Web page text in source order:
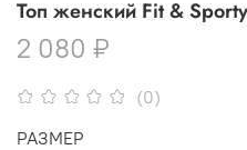
(0)
Топ женский Fit &
2 080 ₽
РАЗМЕР